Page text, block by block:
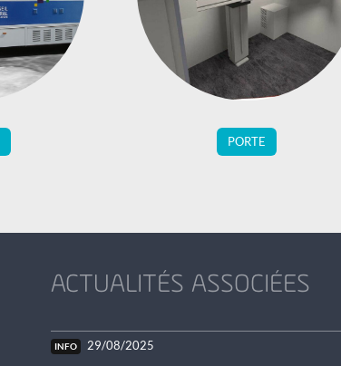
PORTE
ACTUALITÉS ASSOCIÉES
29/08/2025